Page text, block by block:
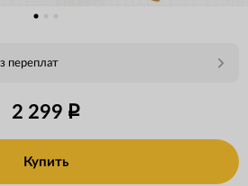
2 299
переплат
Купить